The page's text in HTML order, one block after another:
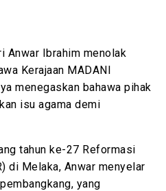
Anwar Ibrahim menolak
Kerajaan MADANI
menegaskan bahawa pihak
isu agama demi
tahun ke-27 Reformasi
di Melaka, Anwar menyelar
yang